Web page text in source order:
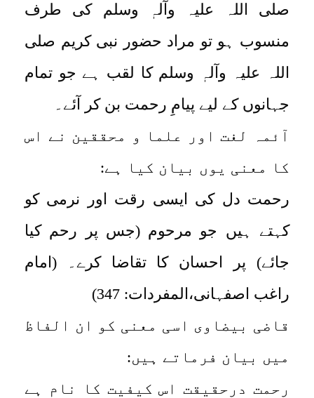
صلی اللہ علیہ وآلہٖ وسلم کی طرف
منسوب ہو تو مراد حضور نبی کریم صلی
اللہ علیہ وآلہٖ وسلم کا لقب ہے جو تمام
جہانوں کے لیے پیامِ رحمت بن کر آئے۔
آئمہ لغت اور علما و محققین نے اس
کا معنی یوں بیان کیا ہے:
رحمت دل کی ایسی رقت اور نرمی کو
کہتے ہیں جو مرحوم (جس پر رحم کیا
جائے) پر احسان کا تقاضا کرے۔ (امام
راغب اصفہانی،المفردات: 347)
قاضی بیضاوی اسی معنی کو ان الفاظ
میں بیان فرماتے ہیں:
رحمت درحقیقت اس کیفیت کا نام ہے